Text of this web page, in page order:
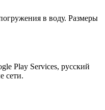
в воду. Размеры
Play Services, русский
сети.